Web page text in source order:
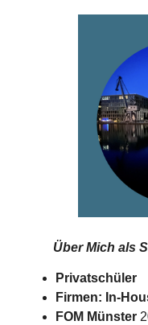
Über Mich als
Privatschüler
Firmen: In-
FOM Münster